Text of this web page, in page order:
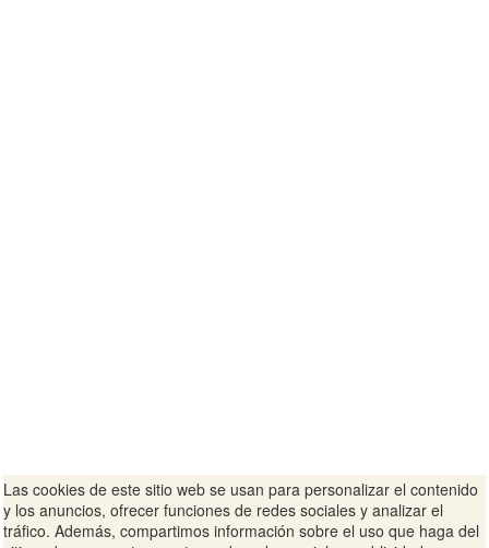
Las cookies de este sitio web se usan para personalizar el contenido
y los anuncios, ofrecer funciones de redes sociales y analizar el
tráfico. Además, compartimos información sobre el uso que haga del